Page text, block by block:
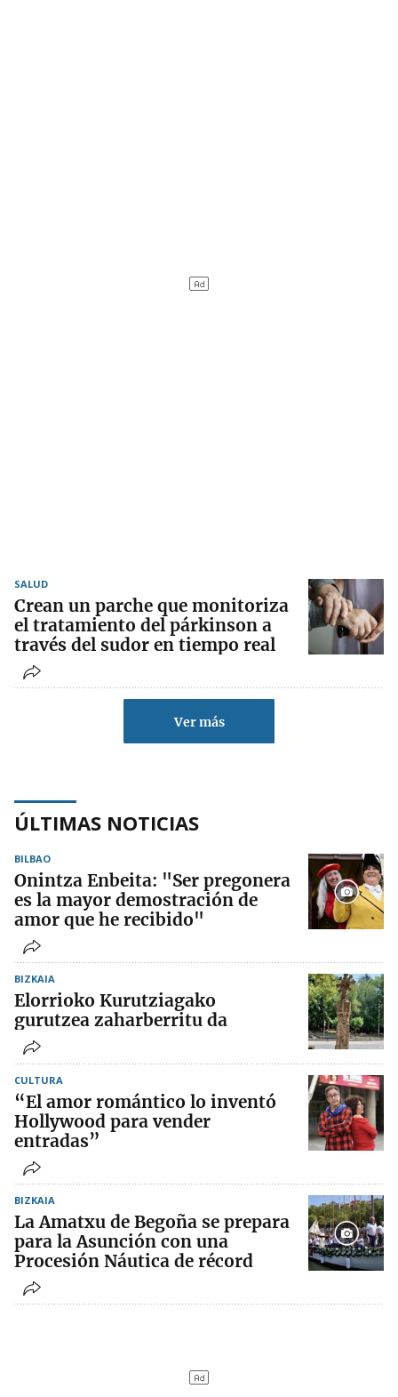
SALUD
Crean un parche que monitoriza
el tratamiento del párkinson a
través del sudor en tiempo real
Ver más
ÚLTIMAS NOTICIAS
BILBAO
Onintza Enbeita: "Ser pregonera
es la mayor demostración de
amor que he recibido"
BIZKAIA
Elorrioko Kurutziagako
gurutzea zaharberritu da
CULTURA
“El amor romántico lo inventó
Hollywood para vender
entradas”
BIZKAIA
La Amatxu de Begoña se prepara
para la Asunción con una
Procesión Náutica de récord